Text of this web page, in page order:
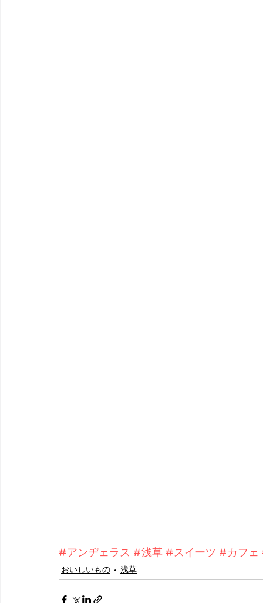
#アンヂェラス #浅草 #スイーツ #カフェ
おいしいもの 浅草